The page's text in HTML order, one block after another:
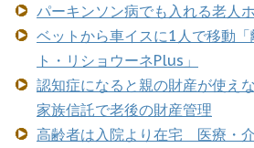
パーキンソン病でも入れる老人
ベットから車イスに1人で移動
ト・リショウーネPlus」
認知症になると親の財産が使え
家族信託で老後の財産管理
高齢者は入院より在宅 医療・